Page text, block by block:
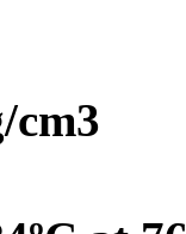
cm3